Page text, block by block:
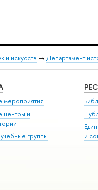
и искусств → Департамент
мероприятия
центры и
группы
и